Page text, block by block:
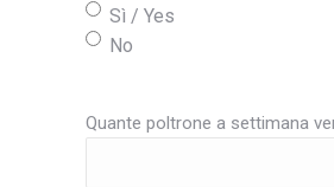
Sì / Yes
No
Quante poltrone a settimana